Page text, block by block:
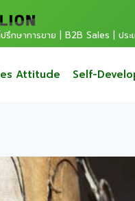
กษาการขาย | B2B Sales | ประ
Attitude Self-